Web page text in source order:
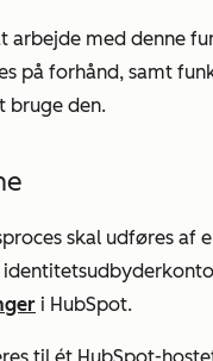
arbejde med denne
på forhånd, samt
bruge den.
skal udføres af
i HubSpot.